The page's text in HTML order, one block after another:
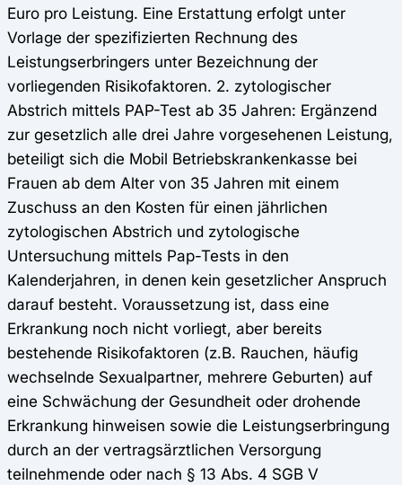
Euro pro Leistung. Eine Erstattung erfolgt unter
Vorlage der spezifizierten Rechnung des
Leistungserbringers unter Bezeichnung der
vorliegenden Risikofaktoren. 2. zytologischer
Abstrich mittels PAP-Test ab 35 Jahren: Ergänzend
zur gesetzlich alle drei Jahre vorgesehenen Leistung,
beteiligt sich die Mobil Betriebskrankenkasse bei
Frauen ab dem Alter von 35 Jahren mit einem
Zuschuss an den Kosten für einen jährlichen
zytologischen Abstrich und zytologische
Untersuchung mittels Pap-Tests in den
Kalenderjahren, in denen kein gesetzlicher Anspruch
darauf besteht. Voraussetzung ist, dass eine
Erkrankung noch nicht vorliegt, aber bereits
bestehende Risikofaktoren (z.B. Rauchen, häufig
wechselnde Sexualpartner, mehrere Geburten) auf
eine Schwächung der Gesundheit oder drohende
Erkrankung hinweisen sowie die Leistungserbringung
durch an der vertragsärztlichen Versorgung
teilnehmende oder nach § 13 Abs. 4 SGB V